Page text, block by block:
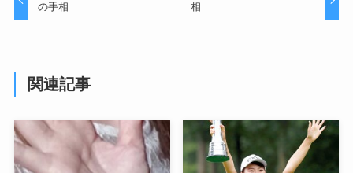
の手相
相
関連記事